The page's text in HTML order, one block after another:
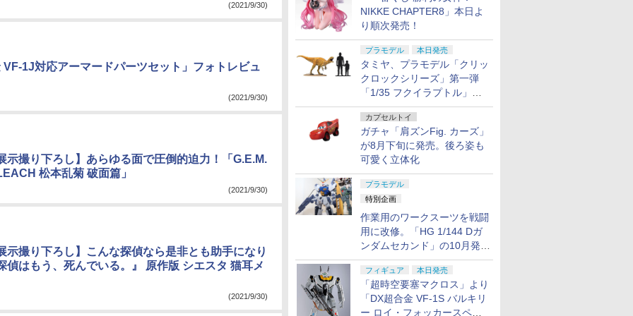
NIKKE CHAPTER8」本日よ
り順次発売！
プラモデル 本日発売
タミヤ、プラモデル「クリッ
クロックシリーズ」第一弾
「1/35 フクイラプトル」本
日発売！
カプセルトイ
ガチャ「肩ズンFig. カーズ」
が8月下旬に発売。後ろ姿も
可愛く立体化
プラモデル
特別企画
作業用のワークスーツを戦闘
用に改修。「HG 1/144 Dガ
ンダムセカンド」の10月発送
分が予約受付中【ガンダムベ
ース撮り下ろし】
フィギュア 本日発売
「超時空要塞マクロス」より
「DX超合金 VF-1S バルキリ
ー ロイ・フォッカースペシ
(2021/9/30)
VF-1J対応アーマードパーツセット」フォトレビュ
(2021/9/30)
示撮り下ろし】あらゆる面で圧倒的迫力！「G.E.M.
松本乱菊 破面篇」
(2021/9/30)
示撮り下ろし】こんな探偵なら是非とも助手になり
偵はもう、死んでいる。』 原作版 シエスタ 猫耳メ
(2021/9/30)